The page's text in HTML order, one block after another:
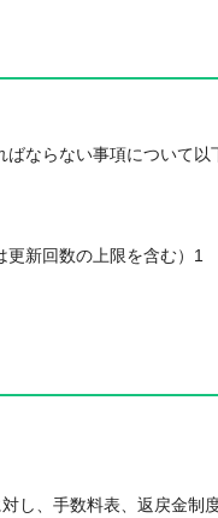
ばならない事項について以
新回数の上限を含む）1
し、手数料表、返戻金制